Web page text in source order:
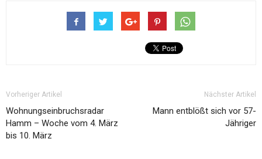
Vorheriger Artikel
Wohnungseinbruchsradar
Hamm – Woche vom 4. März
bis 10. März
Nächster Artikel
Mann entblößt sich vor 57-
Jähriger